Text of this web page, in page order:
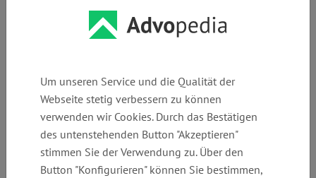
Rechtsanwalt BERNHARD
Familien- & Sozialrecht |
Mediator |
Testamentsvollstrecker
Um unseren Service und die Qualität der
Webseite stetig verbessern zu können
verwenden wir Cookies. Durch das Bestätigen
des untenstehenden Button "Akzeptieren"
stimmen Sie der Verwendung zu. Über den
Button "Konfigurieren" können Sie bestimmen,